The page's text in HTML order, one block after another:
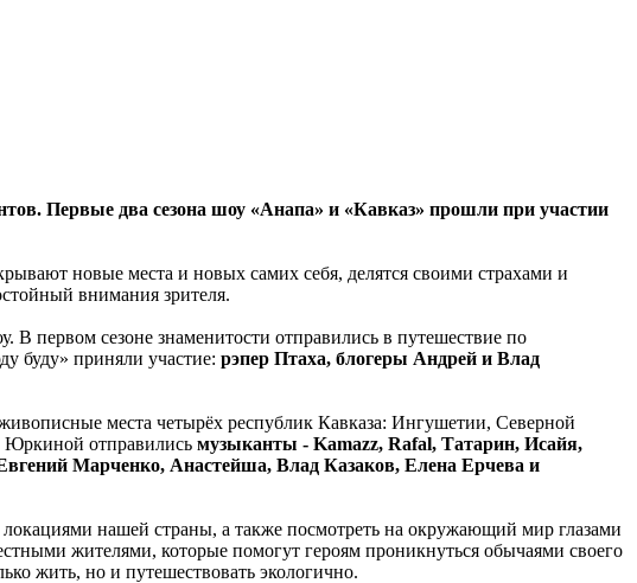
Первые два сезона шоу «Анапа» и «Кавказ» прошли при участии
новые места и новых самих себя, делятся своими страхами и
внимания зрителя.
первом сезоне знаменитости отправились в путешествие по
буду» приняли участие: рэпер Птаха, блогеры Андрей и Влад
места четырёх республик Кавказа: Ингушетии, Северной
Юркиной отправились музыканты - Kamazz, Rafal, Татарин, Исайя,
Марченко, Анастейша, Влад Казаков, Елена Ерчева и
нашей страны, а также посмотреть на окружающий мир глазами
жителями, которые помогут героям проникнуться обычаями своего
жить, но и путешествовать экологично.